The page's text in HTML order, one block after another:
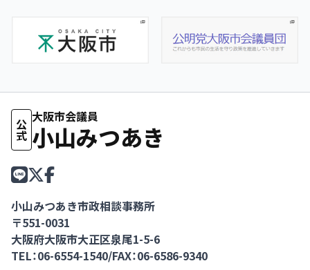
公式
大阪市会議員
小山みつあき
小山みつあき市政相談事務所
〒551-0031
大阪府大阪市大正区泉尾1-5-6
TEL：06-6554-1540/FAX：06-6586-9340